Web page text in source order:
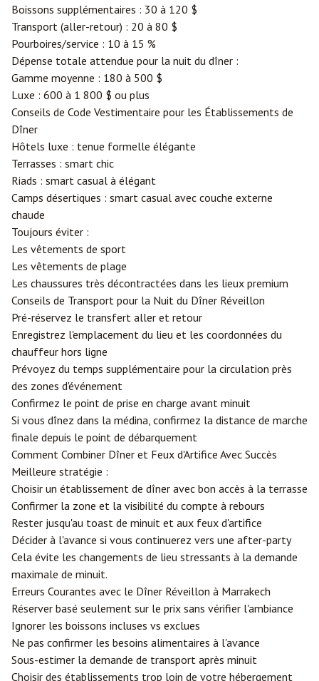
Boissons supplémentaires : 30 à 120 $
Transport (aller-retour) : 20 à 80 $
Pourboires/service : 10 à 15 %
Dépense totale attendue pour la nuit du dîner :
Gamme moyenne : 180 à 500 $
Luxe : 600 à 1 800 $ ou plus
Conseils de Code Vestimentaire pour les Établissements de
Dîner
Hôtels luxe : tenue formelle élégante
Terrasses : smart chic
Riads : smart casual à élégant
Camps désertiques : smart casual avec couche externe
chaude
Toujours éviter :
Les vêtements de sport
Les vêtements de plage
Les chaussures très décontractées dans les lieux premium
Conseils de Transport pour la Nuit du Dîner Réveillon
Pré-réservez le transfert aller et retour
Enregistrez l'emplacement du lieu et les coordonnées du
chauffeur hors ligne
Prévoyez du temps supplémentaire pour la circulation près
des zones d'événement
Confirmez le point de prise en charge avant minuit
Si vous dînez dans la médina, confirmez la distance de marche
finale depuis le point de débarquement
Comment Combiner Dîner et Feux d'Artifice Avec Succès
Meilleure stratégie :
Choisir un établissement de dîner avec bon accès à la terrasse
Confirmer la zone et la visibilité du compte à rebours
Rester jusqu'au toast de minuit et aux feux d'artifice
Décider à l'avance si vous continuerez vers une after-party
Cela évite les changements de lieu stressants à la demande
maximale de minuit.
Erreurs Courantes avec le Dîner Réveillon à Marrakech
Réserver basé seulement sur le prix sans vérifier l'ambiance
Ignorer les boissons incluses vs exclues
Ne pas confirmer les besoins alimentaires à l'avance
Sous-estimer la demande de transport après minuit
Choisir des établissements trop loin de votre hébergement